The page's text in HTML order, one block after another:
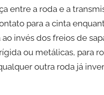
entre a roda e a
para a cinta
invés dos freios de
ou metálicas, para
outra roda já